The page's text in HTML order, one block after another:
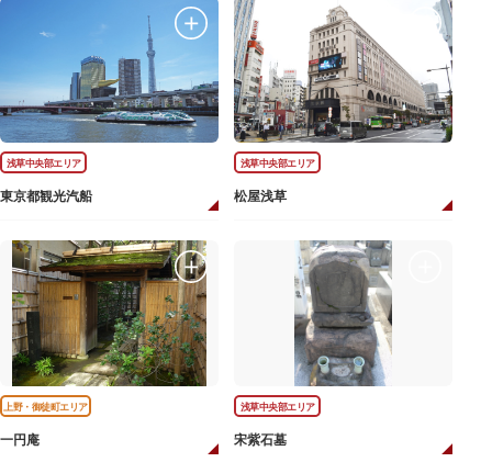
浅草中央部エリア
東京都観光汽船
浅草中央部エリア
松屋浅草
上野・御徒町エリア
一円庵
浅草中央部エリア
宋紫石墓